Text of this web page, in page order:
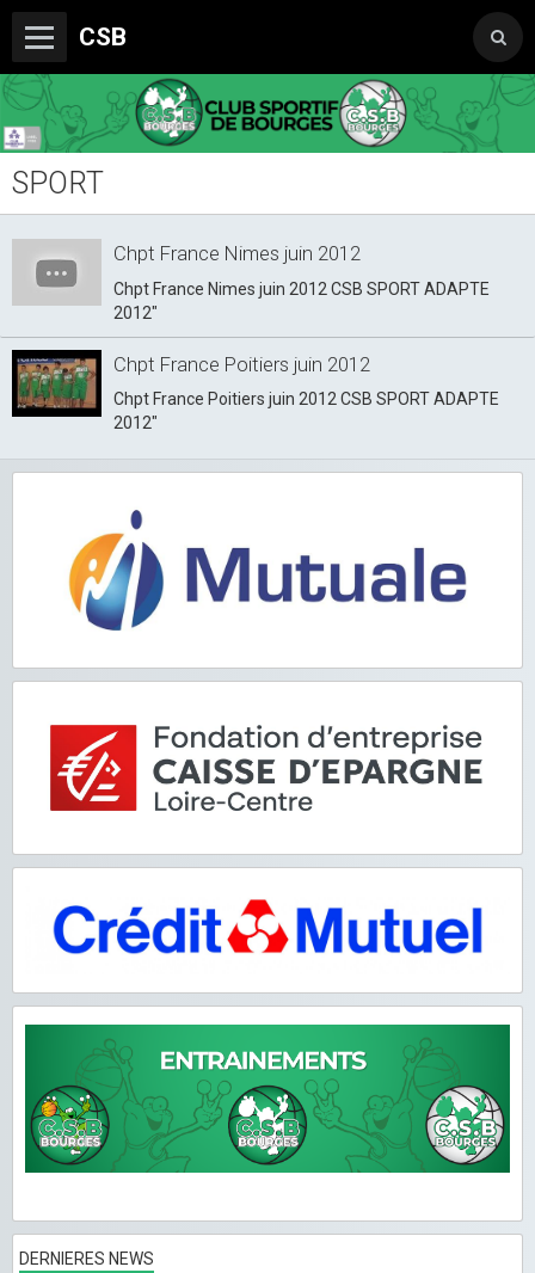
CSB
Le Club
Trophée Sorcelle Abeille Assurances
Les Partenaires
Photos
Vidéos
Sondages
SPORT
Chpt France Nimes juin 2012
Chpt France Nimes juin 2012 CSB SPORT ADAPTE
2012"
Chpt France Poitiers juin 2012
Chpt France Poitiers juin 2012 CSB SPORT ADAPTE
2012"
DERNIERES NEWS